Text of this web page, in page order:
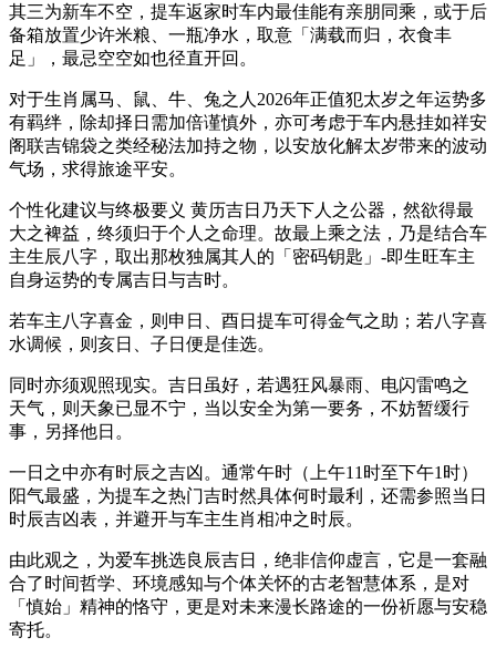
其三为新车不空，提车返家时车内最佳能有亲朋同乘，或于后
备箱放置少许米粮、一瓶净水，取意「满载而归，衣食丰
足」，最忌空空如也径直开回。
对于生肖属马、鼠、牛、兔之人2026年正值犯太岁之年运势多
有羁绊，除却择日需加倍谨慎外，亦可考虑于车内悬挂如祥安
阁联吉锦袋之类经秘法加持之物，以安放化解太岁带来的波动
气场，求得旅途平安。
个性化建议与终极要义 黄历吉日乃天下人之公器，然欲得最
大之裨益，终须归于个人之命理。故最上乘之法，乃是结合车
主生辰八字，取出那枚独属其人的「密码钥匙」-即生旺车主
自身运势的专属吉日与吉时。
若车主八字喜金，则申日、酉日提车可得金气之助；若八字喜
水调候，则亥日、子日便是佳选。
同时亦须观照现实。吉日虽好，若遇狂风暴雨、电闪雷鸣之
天气，则天象已显不宁，当以安全为第一要务，不妨暂缓行
事，另择他日。
一日之中亦有时辰之吉凶。通常午时（上午11时至下午1时）
阳气最盛，为提车之热门吉时然具体何时最利，还需参照当日
时辰吉凶表，并避开与车主生肖相冲之时辰。
由此观之，为爱车挑选良辰吉日，绝非信仰虚言，它是一套融
合了时间哲学、环境感知与个体关怀的古老智慧体系，是对
「慎始」精神的恪守，更是对未来漫长路途的一份祈愿与安稳
寄托。